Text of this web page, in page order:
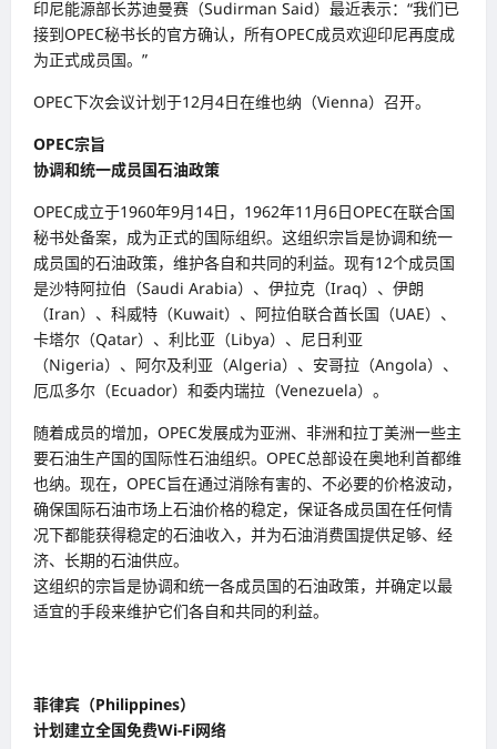
印尼能源部长苏迪曼赛（Sudirman Said）最近表示：“我们已
接到OPEC秘书长的官方确认，所有OPEC成员欢迎印尼再度成
为正式成员国。”
OPEC下次会议计划于12月4日在维也纳（Vienna）召开。
OPEC宗旨
协调和统一成员国石油政策
OPEC成立于1960年9月14日，1962年11月6日OPEC在联合国
秘书处备案，成为正式的国际组织。这组织宗旨是协调和统一
成员国的石油政策，维护各自和共同的利益。现有12个成员国
是沙特阿拉伯（Saudi Arabia）、伊拉克（Iraq）、伊朗
（Iran）、科威特（Kuwait）、阿拉伯联合酋长国（UAE）、
卡塔尔（Qatar）、利比亚（Libya）、尼日利亚
（Nigeria）、阿尔及利亚（Algeria）、安哥拉（Angola）、
厄瓜多尔（Ecuador）和委内瑞拉（Venezuela）。
随着成员的增加，OPEC发展成为亚洲、非洲和拉丁美洲一些主
要石油生产国的国际性石油组织。OPEC总部设在奥地利首都维
也纳。现在，OPEC旨在通过消除有害的、不必要的价格波动，
确保国际石油市场上石油价格的稳定，保证各成员国在任何情
况下都能获得稳定的石油收入，并为石油消费国提供足够、经
济、长期的石油供应。
这组织的宗旨是协调和统一各成员国的石油政策，并确定以最
适宜的手段来维护它们各自和共同的利益。
菲律宾（Philippines）
计划建立全国免费Wi-Fi网络